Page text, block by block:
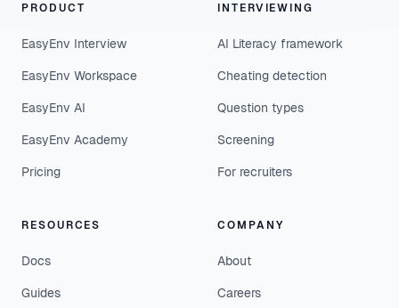
PRODUCT
EasyEnv Interview
EasyEnv Workspace
EasyEnv AI
EasyEnv Academy
Pricing
INTERVIEWING
AI Literacy framework
Cheating detection
Question types
Screening
For recruiters
RESOURCES
Docs
Guides
COMPANY
About
Careers